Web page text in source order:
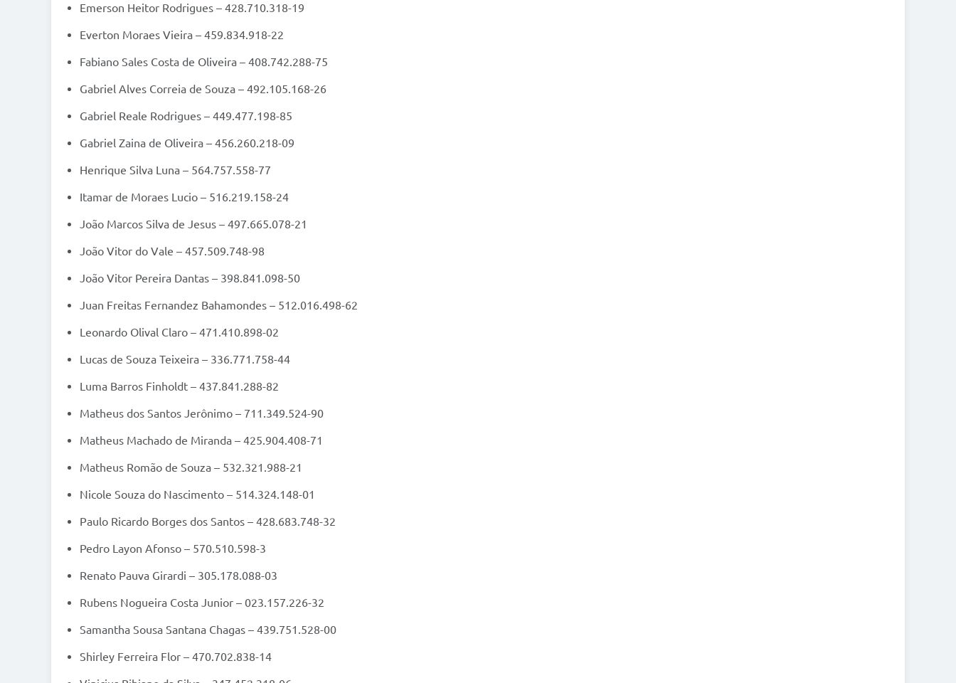
Emerson Heitor Rodrigues – 428.710.318-19
Everton Moraes Vieira – 459.834.918-22
Fabiano Sales Costa de Oliveira – 408.742.288-75
Gabriel Alves Correia de Souza – 492.105.168-26
Gabriel Reale Rodrigues – 449.477.198-85
Gabriel Zaina de Oliveira – 456.260.218-09
Henrique Silva Luna – 564.757.558-77
Itamar de Moraes Lucio – 516.219.158-24
João Marcos Silva de Jesus – 497.665.078-21
João Vitor do Vale – 457.509.748-98
João Vitor Pereira Dantas – 398.841.098-50
Juan Freitas Fernandez Bahamondes – 512.016.498-62
Leonardo Olival Claro – 471.410.898-02
Lucas de Souza Teixeira – 336.771.758-44
Luma Barros Finholdt – 437.841.288-82
Matheus dos Santos Jerônimo – 711.349.524-90
Matheus Machado de Miranda – 425.904.408-71
Matheus Romão de Souza – 532.321.988-21
Nicole Souza do Nascimento – 514.324.148-01
Paulo Ricardo Borges dos Santos – 428.683.748-32
Pedro Layon Afonso – 570.510.598-3
Renato Pauva Girardi – 305.178.088-03
Rubens Nogueira Costa Junior – 023.157.226-32
Samantha Sousa Santana Chagas – 439.751.528-00
Shirley Ferreira Flor – 470.702.838-14